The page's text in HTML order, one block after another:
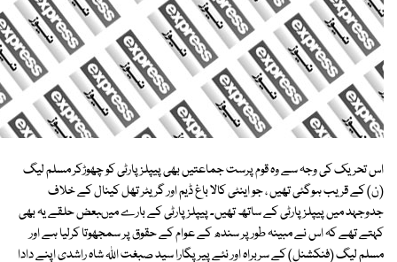
اس تحریک کی وجہ سے وہ قوم پرست جماعتیں بھی پیپلز پارٹی کو چھوڑکر مسلم لیگ
(ن) کے قریب ہوگئی تھیں ، جو اینٹی کالا باغ ڈیم اور گریٹر تھل کینال کے خلاف
جدوجہد میں پیپلز پارٹی کے ساتھ تھیں۔ پیپلز پارٹی کے بارے میںبعض حلقے یہ بھی
کہتے تھے کہ اس نے مبینہ طور پر سندھ کے عوام کے حقوق پر سمجھوتا کرلیا ہے اور
مسلم لیگ (فنکشنل) کے سربراہ اور نئے پیر پگارا سید صبغت اللہ شاہ راشدی اپنے دادا